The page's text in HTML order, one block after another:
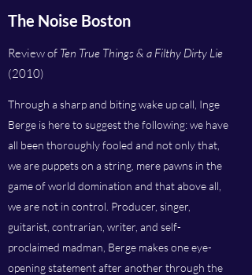
The Noise Boston
Review of Ten True Things & a Filthy Dirty Lie
(2010)
Through a sharp and biting wake up call, Inge
Berge is here to suggest the following: we have
all been thoroughly fooled and not only that,
we are puppets on a string, mere pawns in the
game of world domination and that above all,
we are not in control. Producer, singer,
guitarist, contrarian, writer, and self-
proclaimed madman, Berge makes one eye-
opening statement after another through the